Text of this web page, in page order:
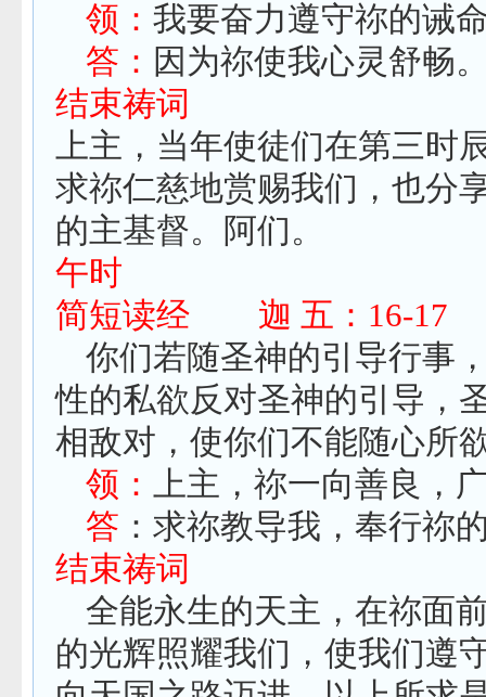
领： 我要奋力遵守祢的诫
答： 因为祢使我心灵舒畅
结束祷词
上主，当年使徒们在第三时
求祢仁慈地赏赐我们，也分
的主基督。阿们。
午时
简短读经
迦 五： 16-17
你们若随圣神的引导行事
性的私欲反对圣神的引导，
相敌对，使你们不能随心所
领： 上主，祢一向善良，
答 ：求祢教导我，奉行祢
结束祷词
全能永生的天主，在祢面
的光辉照耀我们，使我们遵